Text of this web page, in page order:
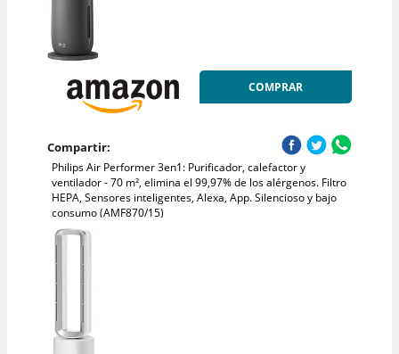
COMPRAR
Compartir:
Philips Air Performer 3en1: Purificador, calefactor y
ventilador - 70 m², elimina el 99,97% de los alérgenos. Filtro
HEPA, Sensores inteligentes, Alexa, App. Silencioso y bajo
consumo (AMF870/15)